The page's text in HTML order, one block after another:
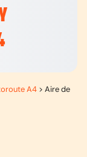
A4 > Aire de